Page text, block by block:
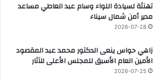
تهنئة لسيادة اللواء وسام عبد العاطي مساعد
مدير أمن شمال سيناء
2026-07-28
زاهي حواس ينعى الدكتور محمد عبد المقصود
الأمين العام الأسبق للمجلس الأعلى للآثار
2026-07-25